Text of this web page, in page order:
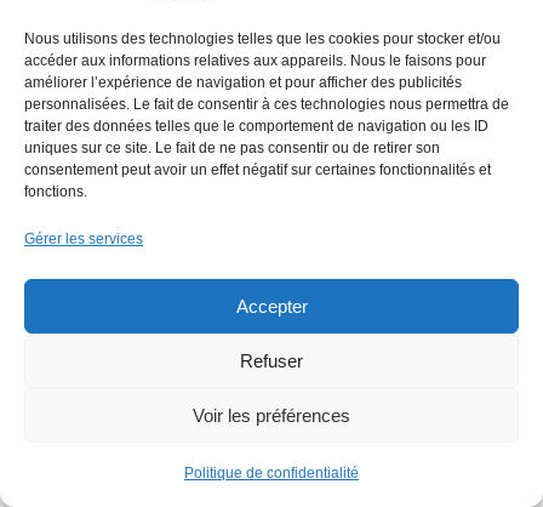
Nous utilisons des technologies telles que les cookies pour stocker et/ou
accéder aux informations relatives aux appareils. Nous le faisons pour
améliorer l’expérience de navigation et pour afficher des publicités
personnalisées. Le fait de consentir à ces technologies nous permettra de
traiter des données telles que le comportement de navigation ou les ID
uniques sur ce site. Le fait de ne pas consentir ou de retirer son
consentement peut avoir un effet négatif sur certaines fonctionnalités et
fonctions.
Gérer les services
Accepter
Refuser
Voir les préférences
Politique de confidentialité